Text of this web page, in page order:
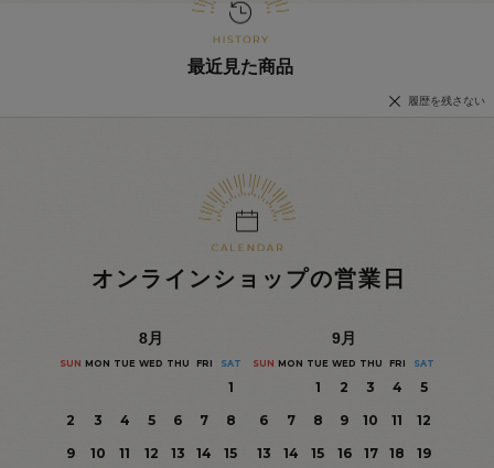
最近見た商品
履歴を残さない
オンラインショップの営業日
8月
SUN MON TUE WED THU FRI SAT
1
2
3 4 5 6 7
8
9
10 11 12 13 14
15
9月
SUN MON TUE WED THU FRI SAT
1 2 3 4
5
6
7 8 9 10 11
12
13
14 15 16 17 18
19